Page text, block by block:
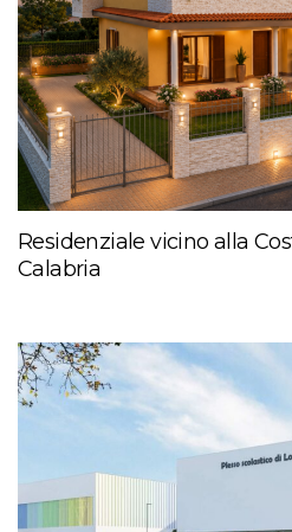
Residenziale vicino alla
Calabria